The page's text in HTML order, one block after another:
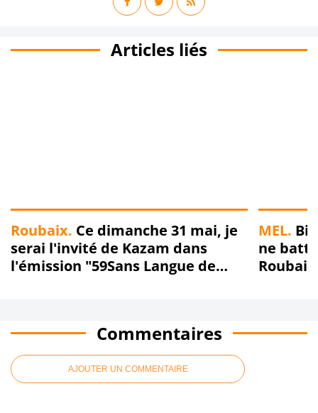
Articles liés
Roubaix. Ce dimanche 31 mai, je
serai l'invité de Kazam dans
l'émission "59Sans Langue de
MEL.
ne
Commentaires
AJOUTER UN COMMENTAIRE